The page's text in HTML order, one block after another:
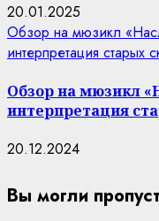
20.01.2025
Обзор на мюзикл
интерпретация старых
Обзор на мюзикл
интерпретация
20.12.2024
Вы могли